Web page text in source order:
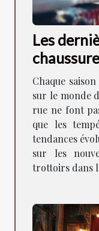
Les
saison à
Chaque
sur le monde
rue ne font
que les
tendances
sur les
trottoirs dans